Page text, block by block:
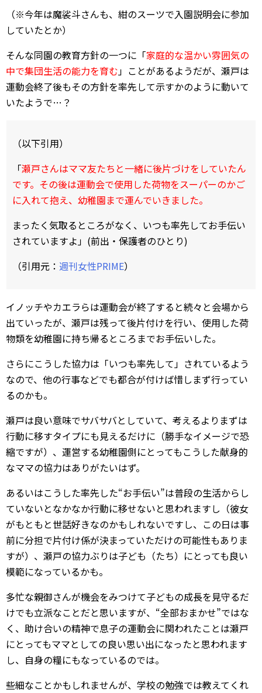
（※今年は魔裟斗さんも、紺のスーツで入園説明会に参加
していたとか）
そんな同園の教育方針の一つに「家庭的な温かい雰囲気の
中で集団生活の能力を育む」ことがあるようだが、瀬戸は
運動会終了後もその方針を率先して示すかのように動いて
いたようで…？
（以下引用）
「瀬戸さんはママ友たちと一緒に後片づけをしていたん
です。その後は運動会で使用した荷物をスーパーのかご
に入れて抱え、幼稚園まで運んでいきました。
まったく気取るところがなく、いつも率先してお手伝い
されていますよ」(前出・保護者のひとり)
（引用元： 週刊女性PRIME）
イノッチやカエラらは運動会が終了すると続々と会場から
出ていったが、瀬戸は残って後片付けを行い、使用した荷
物類を幼稚園に持ち帰るところまでお手伝いした。
さらにこうした協力は「いつも率先して」されているよう
なので、他の行事などでも都合が付けば惜しまず行ってい
るのかも。
瀬戸は良い意味でサバサバとしていて、考えるよりまずは
行動に移すタイプにも見えるだけに（勝手なイメージで恐
縮ですが）、運営する幼稚園側にとってもこうした献身的
なママの協力はありがたいはず。
あるいはこうした率先した“お手伝い”は普段の生活からし
ていないとなかなか行動に移せないと思われますし（彼女
がもともと世話好きなのかもしれないですし、この日は事
前に分担で片付け係が決まっていただけの可能性もありま
すが）、瀬戸の協力ぶりは子ども（たち）にとっても良い
模範になっているかも。
多忙な親御さんが機会をみつけて子どもの成長を見守るだ
けでも立派なことだと思いますが、“全部おまかせ”ではな
く、助け合いの精神で息子の運動会に関われたことは瀬戸
にとってもママとしての良い思い出になったと思われます
し、自身の糧にもなっているのでは。
些細なことかもしれませんが、学校の勉強では教えてくれ